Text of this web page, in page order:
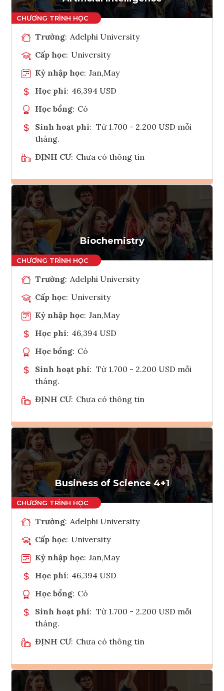
Trường: Adelphi University
Cấp học: University
Kỳ nhập học: Jan,May
Học phí: 46,394 USD
Học bổng: Có
Sinh hoạt phí: Từ 1.700 - 2.200 USD mỗi
tháng.
ĐỊNH CƯ: Chưa có thông tin
Ghi danh
Tham vấn Interlink
Biochemistry
Trường: Adelphi University
Cấp học: University
Kỳ nhập học: Jan,May
Học phí: 46,394 USD
Học bổng: Có
Sinh hoạt phí: Từ 1.700 - 2.200 USD mỗi
tháng.
ĐỊNH CƯ: Chưa có thông tin
Ghi danh
Tham vấn Interlink
Business of Science 4+1
Trường: Adelphi University
Cấp học: University
Kỳ nhập học: Jan,May
Học phí: 46,394 USD
Học bổng: Có
Sinh hoạt phí: Từ 1.700 - 2.200 USD mỗi
tháng.
ĐỊNH CƯ: Chưa có thông tin
Ghi danh